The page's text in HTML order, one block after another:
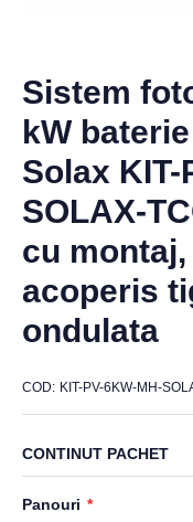
Sistem
kW
Solax KIT-
SOLAX-
cu
acoperis
ondulata
COD KIT-PV-6KW-MH-
CONTINUT PACHET
Panouri